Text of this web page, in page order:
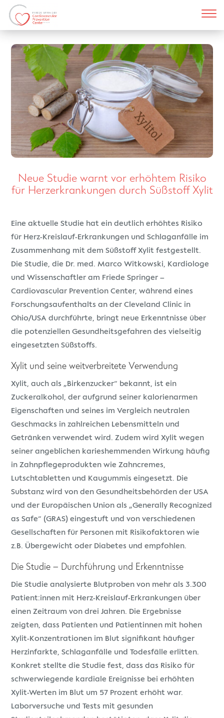
Neue Studie warnt vor erhöhtem Risiko
für Herzerkrankungen durch Süßstoff Xylit
Eine aktuelle Studie hat ein deutlich erhöhtes Risiko
für Herz-Kreislauf-Erkrankungen und Schlaganfälle im
Zusammenhang mit dem Süßstoff Xylit festgestellt.
Die Studie, die Dr. med. Marco Witkowski, Kardiologe
und Wissenschaftler am Friede Springer –
Cardiovascular Prevention Center, während eines
Forschungsaufenthalts an der Cleveland Clinic in
Ohio/USA durchführte, bringt neue Erkenntnisse über
die potenziellen Gesundheitsgefahren des vielseitig
eingesetzten Süßstoffs.
Xylit und seine weitverbreitete Verwendung
Xylit, auch als „Birkenzucker“ bekannt, ist ein
Zuckeralkohol, der aufgrund seiner kalorienarmen
Eigenschaften und seines im Vergleich neutralen
Geschmacks in zahlreichen Lebensmitteln und
Getränken verwendet wird. Zudem wird Xylit wegen
seiner angeblichen karieshemmenden Wirkung häufig
in Zahnpflegeprodukten wie Zahncremes,
Lutschtabletten und Kaugummis eingesetzt. Die
Substanz wird von den Gesundheitsbehörden der USA
und der Europäischen Union als „Generally Recognized
as Safe“ (GRAS) eingestuft und von verschiedenen
Gesellschaften für Personen mit Risikofaktoren wie
z.B. Übergewicht oder Diabetes und empfohlen.
Die Studie – Durchführung und Erkenntnisse
Die Studie analysierte Blutproben von mehr als 3.300
Patient:innen mit Herz-Kreislauf-Erkrankungen über
einen Zeitraum von drei Jahren. Die Ergebnisse
zeigten, dass Patienten und Patientinnen mit hohen
Xylit-Konzentrationen im Blut signifikant häufiger
Herzinfarkte, Schlaganfälle und Todesfälle erlitten.
Konkret stellte die Studie fest, dass das Risiko für
schwerwiegende kardiale Ereignisse bei erhöhten
Xylit-Werten im Blut um 57 Prozent erhöht war.
Laborversuche und Tests mit gesunden